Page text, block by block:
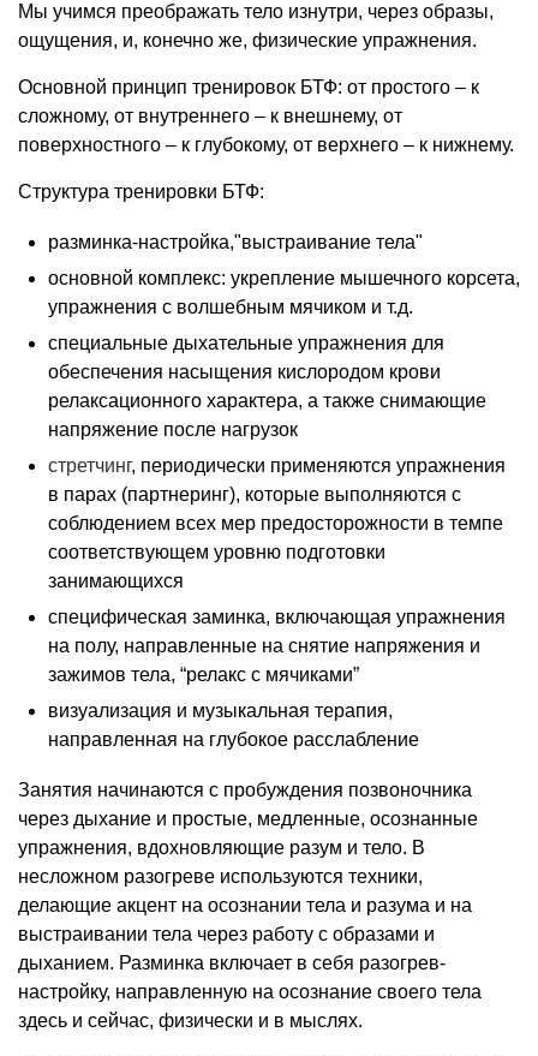
Мы учимся преображать тело изнутри, через образы,
ощущения, и, конечно же, физические упражнения.
Основной принцип тренировок БТФ: от простого – к
сложному, от внутреннего – к внешнему, от
поверхностного – к глубокому, от верхнего – к нижнему.
Структура тренировки БТФ:
разминка-настройка,"выстраивание тела"
основной комплекс: укрепление мышечного корсета,
упражнения с волшебным мячиком и т.д.
специальные дыхательные упражнения для
обеспечения насыщения кислородом крови
релаксационного характера, а также снимающие
напряжение после нагрузок
стретчинг, периодически применяются упражнения
в парах (партнеринг), которые выполняются с
соблюдением всех мер предосторожности в темпе
соответствующем уровню подготовки
занимающихся
специфическая заминка, включающая упражнения
на полу, направленные на снятие напряжения и
зажимов тела, “релакс с мячиками”
визуализация и музыкальная терапия,
направленная на глубокое расслабление
Занятия начинаются с пробуждения позвоночника
через дыхание и простые, медленные, осознанные
упражнения, вдохновляющие разум и тело. В
несложном разогреве используются техники,
делающие акцент на осознании тела и разума и на
выстраивании тела через работу с образами и
дыханием. Разминка включает в себя разогрев-
настройку, направленную на осознание своего тела
здесь и сейчас, физически и в мыслях.